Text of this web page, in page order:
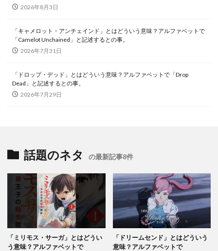
2026年8月3日
「キャメロット・アンチェインド」とはどういう意味？アルファベットで
「Camelot Unchained」と記述するとの事。
2026年7月31日
「ドロップ・デッド」とはどういう意味？アルファベットで「Drop
Dead」と記述するとの事。
2026年7月29日
話題のネタ の最新記事8件
「ミリモス・サーガ」とはどうい
う意味？アルファベットで
「ドリームセンド」とはどういう
意味？アルファベットで